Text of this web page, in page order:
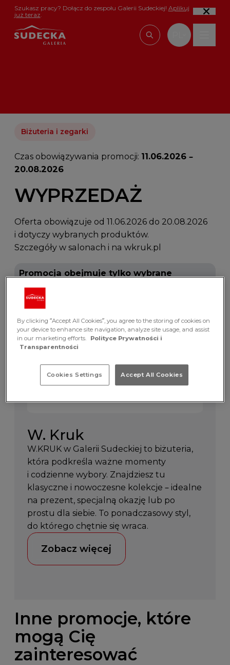
Przejdź do treści
Szukasz pracy? Dołącz do zespołu Galerii Sudeckiej! Aplikuj
już teraz.
Wpisz, czego
Biżuteria i zegarki
Czas obowiązywania promocji: 11.06.2026 –
20.08.2026
WYPRZEDAŻ
Oferta obowiązuje od 11.06.2026 do 20.08.2026
i dotyczy wybranych produktów.
Szczegóły w salonach i na wkruk.pl
Promocja obejmuje tylko wybrane
Promocja dotyczy
W. Kruk
W.KRUK w Galerii Sudeckiej to biżuteria,
która podkreśla ważne momenty
i codzienne wybory. Znajdziesz tu
klasyczne i nowoczesne kolekcje – idealne
na prezent, specjalną okazję lub po
prostu dla siebie. To ponadczasowy styl,
do którego chętnie się wraca.
Zobacz więcej
Inne promocje, które
mogą Cię
zainteresować
By clicking “Accept All Cookies”, you agree to the storing of cookies on
your device to enhance site navigation, analyze site usage, and assist
in our marketing efforts.
Polityce Prywatności i
Transparentności
Cookies Settings Accept All Cookies